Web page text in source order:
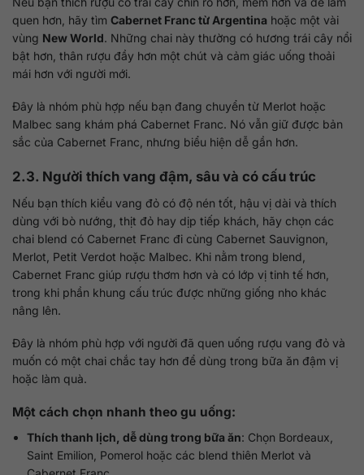
quen hơn, hãy tìm Cabernet Franc từ Argentina hoặc một vài
vùng New World. Những chai này thường có hương trái cây nổi
bật hơn, thân rượu đầy hơn một chút và cảm giác uống thoải
mái hơn với người mới.
Đây là nhóm phù hợp nếu bạn đang chuyển từ Merlot hoặc
Malbec sang khám phá Cabernet Franc. Nó vẫn giữ được bản
sắc của Cabernet Franc, nhưng biểu hiện dễ gần hơn.
2.3. Người thích vang đậm, sâu và có cấu trúc
Nếu bạn thích kiểu vang đỏ có độ nén tốt, hậu vị dài và thích
dùng với bò nướng, thịt đỏ hay dịp tiếp khách, hãy chọn các
chai blend có Cabernet Franc đi cùng Cabernet Sauvignon,
Merlot, Petit Verdot hoặc Malbec. Khi nằm trong blend,
Cabernet Franc giúp rượu thơm hơn và có lớp vị tinh tế hơn,
trong khi phần khung cấu trúc được những giống nho khác
nâng lên.
Đây là nhóm phù hợp với người đã quen uống rượu vang đỏ và
muốn có một chai chắc tay hơn để dùng trong bữa ăn đậm vị
hoặc làm quà.
Một cách chọn nhanh theo gu uống:
Thích thanh lịch, dễ dùng trong bữa ăn: Chọn Bordeaux,
Saint Emilion, Pomerol hoặc các blend thiên Merlot và